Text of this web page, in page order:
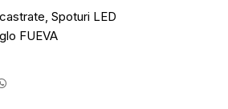
Spoturi LED
FUEVA